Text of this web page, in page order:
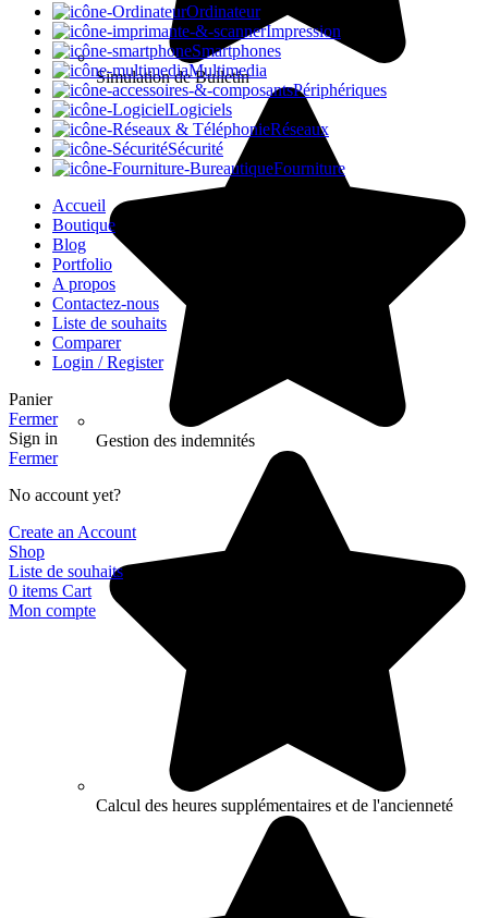
Simulation de Bulletin
Gestion des indemnités
Calcul des heures supplémentaires et de l'ancienneté
Ordinateur
Impression
Smartphones
Multimedia
Périphériques
Logiciels
Réseaux
Sécurité
Fourniture
Accueil
Boutique
Blog
Portfolio
A propos
Contactez-nous
Liste de souhaits
Comparer
Login / Register
Panier
Fermer
Sign in
Fermer
No account yet?
Create an Account
Shop
Liste de souhaits
0 items Cart
Mon compte